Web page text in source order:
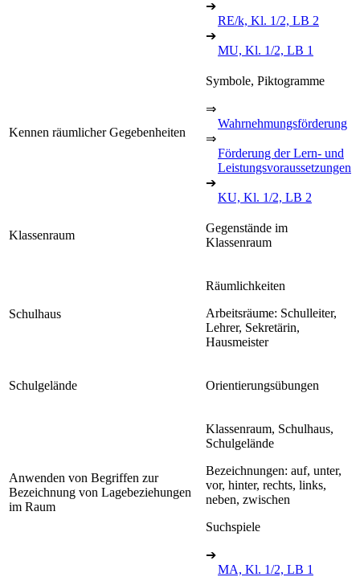
➔
RE/k, Kl. 1/2, LB 2
➔
MU, Kl. 1/2, LB 1
Kennen räumlicher Gegebenheiten
Symbole, Piktogramme
⇒
Wahrnehmungsförderung
⇒
Förderung der Lern- und
Leistungsvoraussetzungen
➔
KU, Kl. 1/2, LB 2
Klassenraum
Gegenstände im
Klassenraum
Schulhaus
Räumlichkeiten
Arbeitsräume: Schulleiter,
Lehrer, Sekretärin,
Hausmeister
Schulgelände Orientierungsübungen
Anwenden von Begriffen zur
Bezeichnung von Lagebeziehungen
im Raum
Klassenraum, Schulhaus,
Schulgelände
Bezeichnungen: auf, unter,
vor, hinter, rechts, links,
neben, zwischen
Suchspiele
➔
MA, Kl. 1/2, LB 1